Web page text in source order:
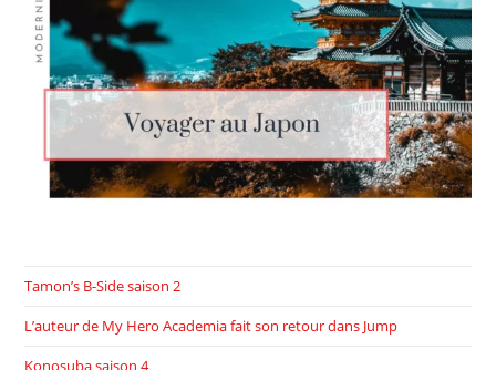
Tamon’s B-Side saison 2
L’auteur de My Hero Academia fait son retour dans Jump
Konosuba saison 4